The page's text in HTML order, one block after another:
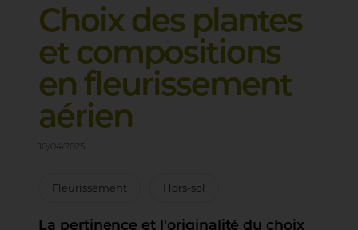
Email *
Mot de passe *
Mot de passe oublié ?
Inscription
Choix des plantes
et compositions
en fleurissement
aérien
10/04/2025
Fleurissement Hors-sol
La pertinence et l'originalité du choix